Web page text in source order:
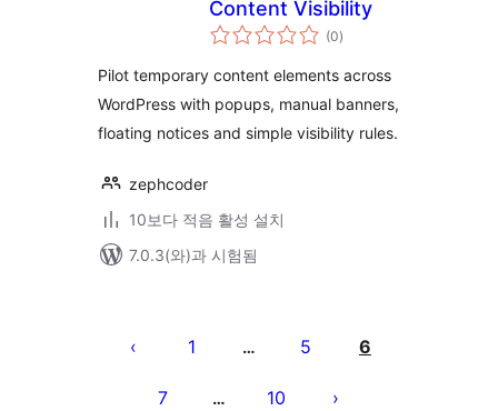
Content Visibility
(0전
체
점
)
Pilot temporary content elements across
WordPress with popups, manual banners,
floating notices and simple visibility rules.
zephcoder
10보다 적음 활성 설치
7.0.3(와)과 시험됨
1 … 5 6
7 … 10